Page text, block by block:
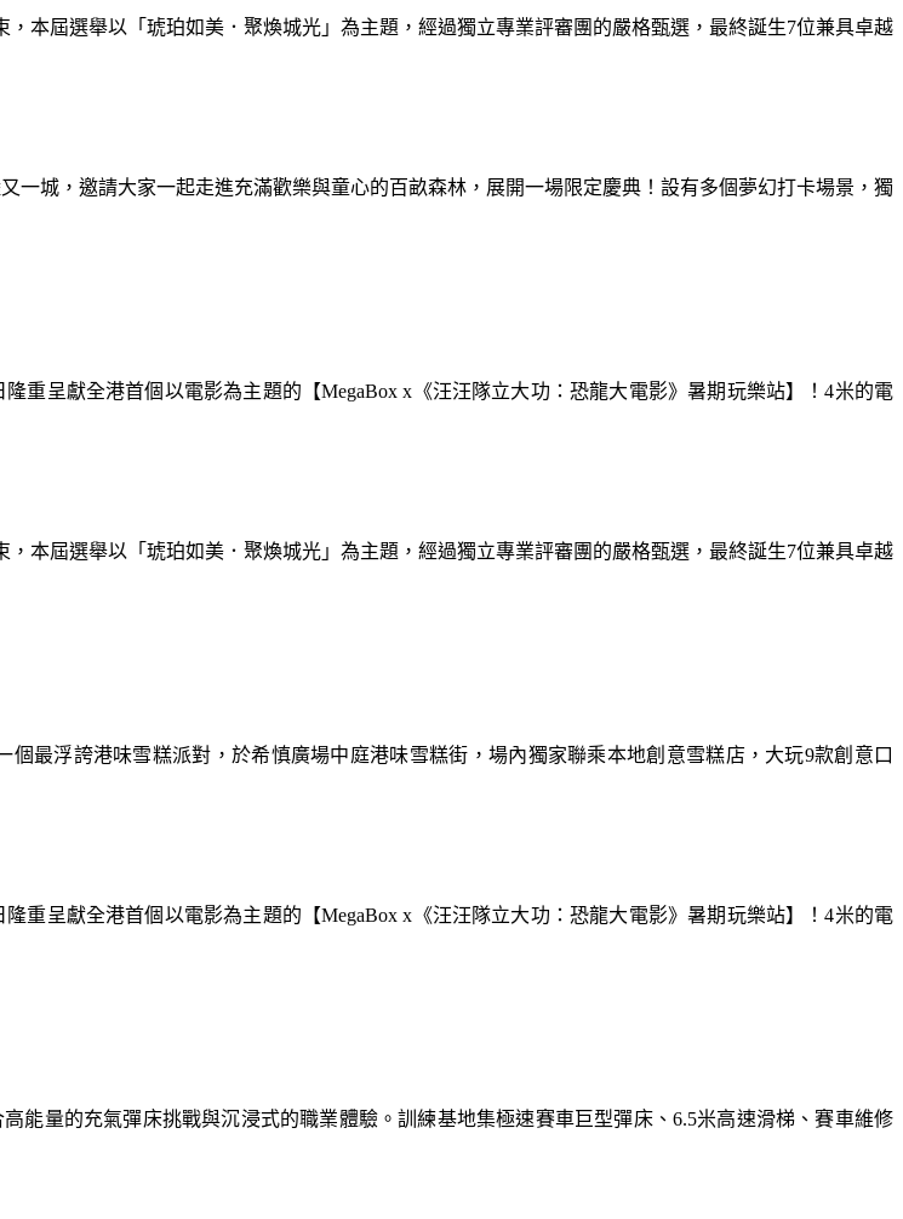
本屆選舉以「琥珀如美．聚煥城光」為主題，經過獨立專業評審團的嚴格甄選，最終誕生7位兼具卓越
重呈獻全港首個以電影為主題的【MegaBox x《汪汪隊立大功：恐龍大電影》暑期玩樂站】！4米的電
最浮誇港味雪糕派對，於希慎廣場中庭港味雪糕街，場內獨家聯乘本地創意雪糕店，大玩9款創意口
能量的充氣彈床挑戰與沉浸式的職業體驗。訓練基地集極速賽車巨型彈床、6.5米高速滑梯、賽車維修
一城，邀請大家一起走進充滿歡樂與童心的百畝森林，展開一場限定慶典！設有多個夢幻打卡場景，獨
本屆選舉以「琥珀如美．聚煥城光」為主題，經過獨立專業評審團的嚴格甄選，最終誕生7位兼具卓越
重呈獻全港首個以電影為主題的【MegaBox x《汪汪隊立大功：恐龍大電影》暑期玩樂站】！4米的電